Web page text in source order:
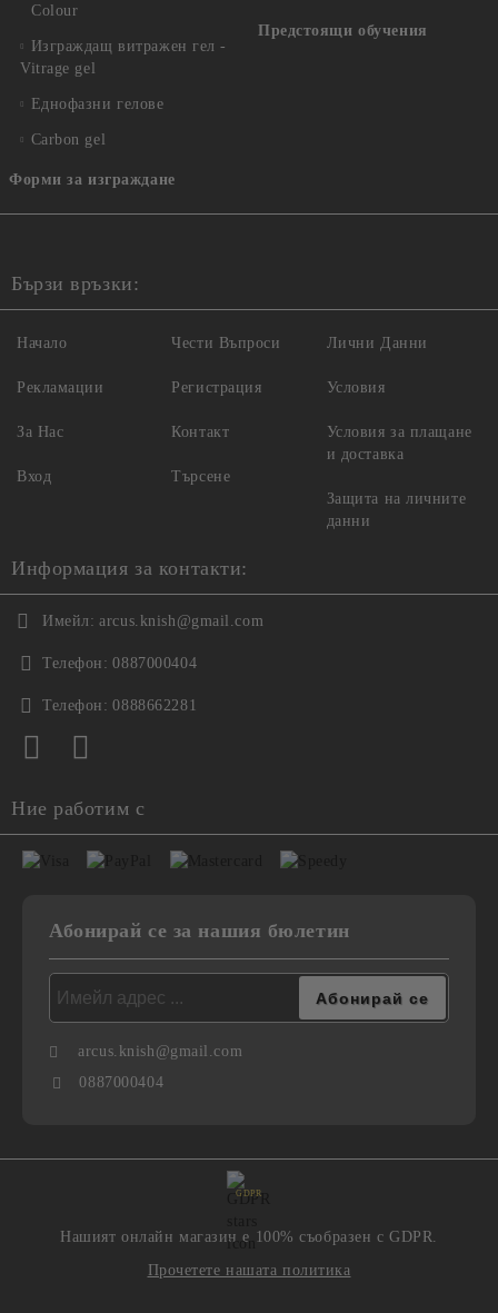
Colour
Изграждащ витражен гел -
Vitrage gel
Еднофазни гелове
Carbon gel
Форми за изграждане
Предстоящи обучения
Бързи връзки:
Начало
Рекламации
За Нас
Вход
Чести Въпроси
Регистрация
Контакт
Търсене
Лични Данни
Условия
Условия за плащане
и доставка
Защита на личните
данни
Информация за контакти:
Имейл: arcus.knish@gmail.com
Телефон: 0887000404
Телефон: 0888662281
Ние работим с
Абонирай се за нашия бюлетин
arcus.knish@gmail.com
0887000404
GDPR
Нашият онлайн магазин е 100% съобразен с GDPR.
Прочетете нашата политика